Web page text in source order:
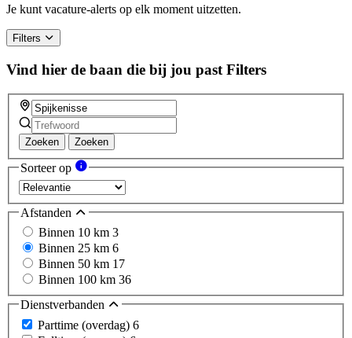
Je kunt vacature-alerts op elk moment uitzetten.
Filters
Vind hier de baan die bij jou past Filters
Zoeken Zoeken
Sorteer op
Afstanden
Binnen 10 km 3
Binnen 25 km 6
Binnen 50 km 17
Binnen 100 km 36
Dienstverbanden
Parttime (overdag) 6